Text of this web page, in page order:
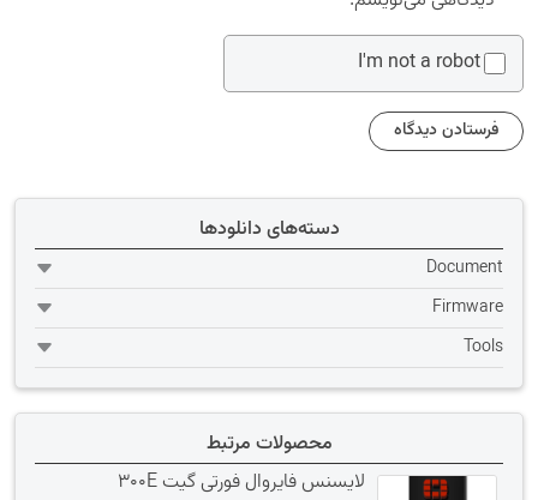
I'm not a robot
دسته‌های دانلودها
Document
Firmware
Tools
محصولات مرتبط
لایسنس فایروال فورتی گیت 300E